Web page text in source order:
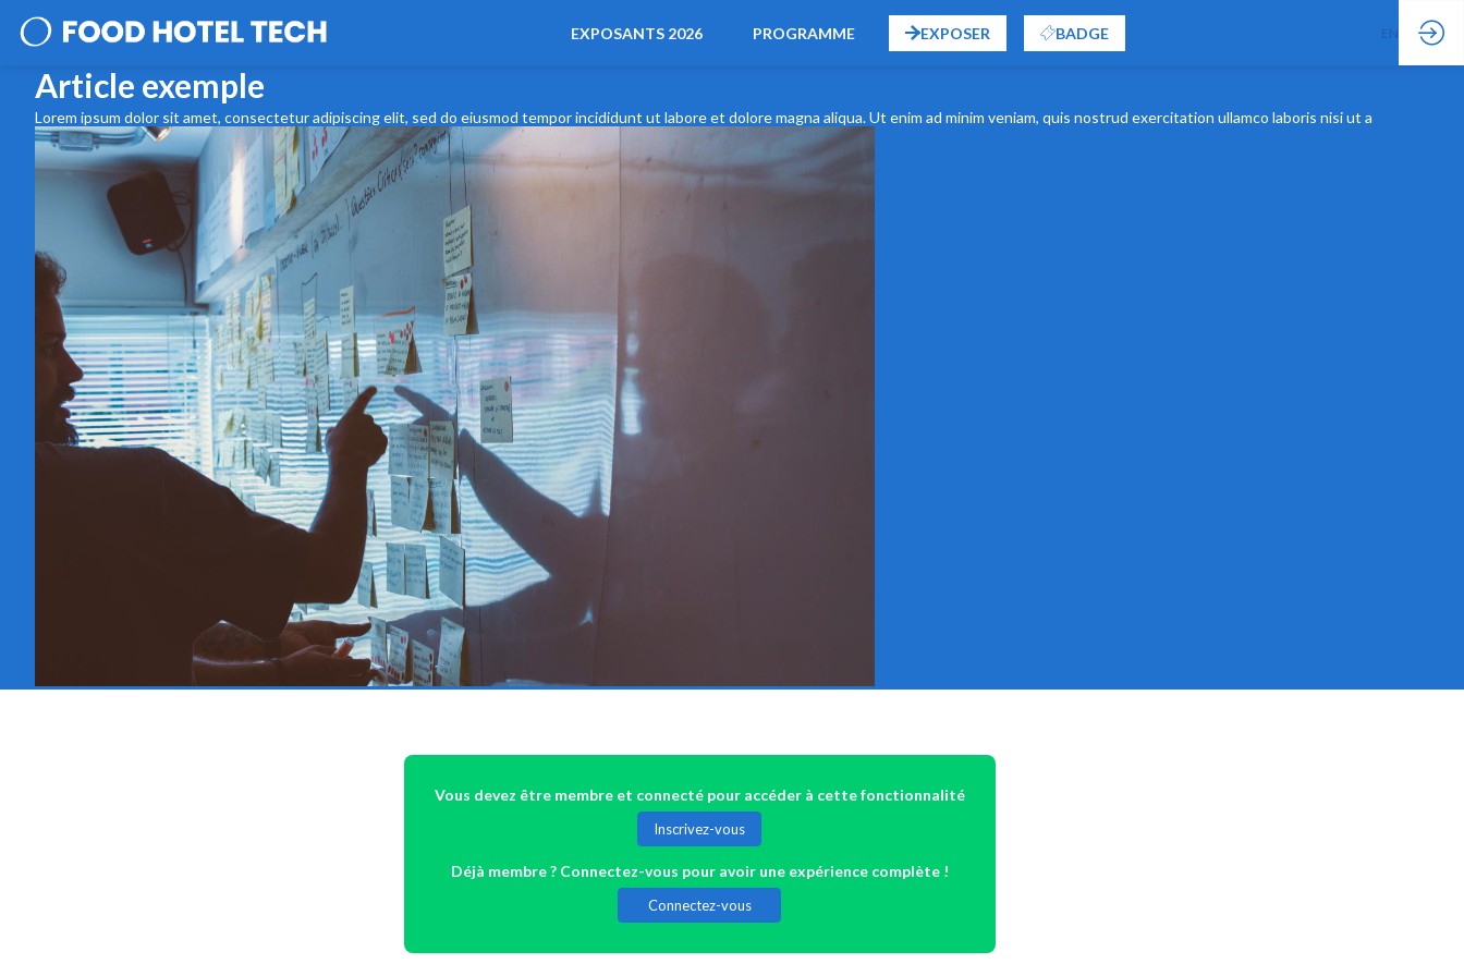
EXPOSANTS 2026 PROGRAMME EXPOSER BADGE EN
Article exemple
Lorem ipsum dolor sit amet, consectetur adipiscing elit, sed do eiusmod tempor incididunt ut labore et dolore magna aliqua. Ut enim ad minim veniam, quis nostrud exercitation ullamco laboris nisi ut a
Vous devez être membre et connecté pour accéder à cette fonctionnalité
Inscrivez-vous
Déjà membre ? Connectez-vous pour avoir une expérience complète !
Connectez-vous